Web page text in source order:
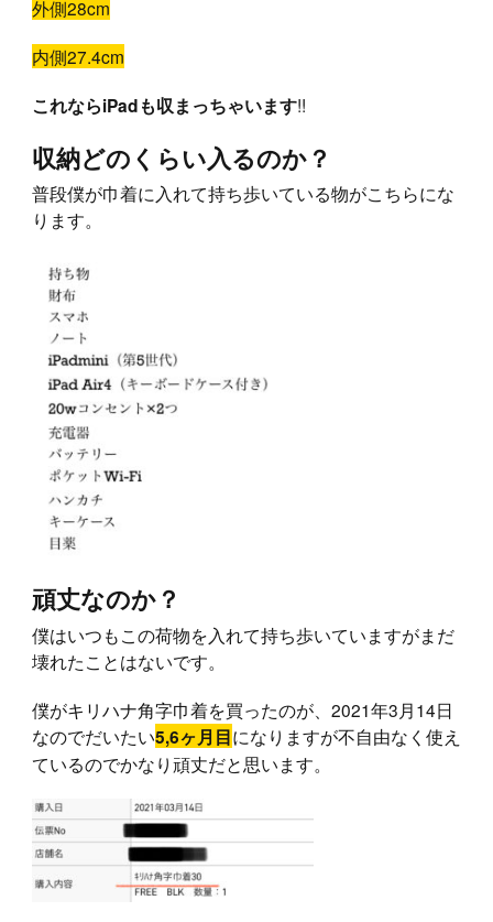
外側28cm
内側27.4cm
これならiPadも収まっちゃいます!!
収納どのくらい入るのか？
普段僕が巾着に入れて持ち歩いている物がこちらにな
ります。
頑丈なのか？
僕はいつもこの荷物を入れて持ち歩いていますがまだ
壊れたことはないです。
僕がキリハナ角字巾着を買ったのが、2021年3月14日
なのでだいたい5,6ヶ月目になりますが不自由なく使え
ているのでかなり頑丈だと思います。